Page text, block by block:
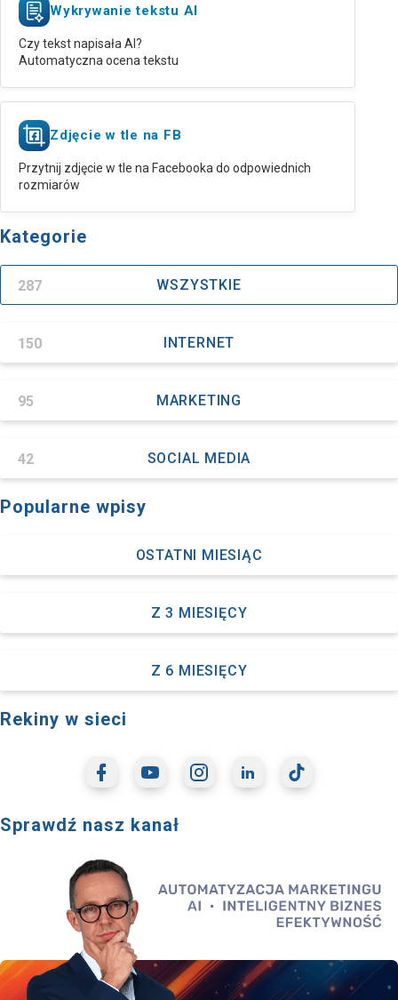
Wykrywanie tekstu AI
Czy tekst napisała AI?
Automatyczna ocena tekstu
Zdjęcie w tle na FB
Przytnij zdjęcie w tle na Facebooka do odpowiednich
rozmiarów
Kategorie
WSZYSTKIE
287
INTERNET
150
MARKETING
95
SOCIAL MEDIA
42
Popularne wpisy
OSTATNI MIESIĄC
Z 3 MIESIĘCY
Z 6 MIESIĘCY
Rekiny w sieci
Sprawdź nasz kanał